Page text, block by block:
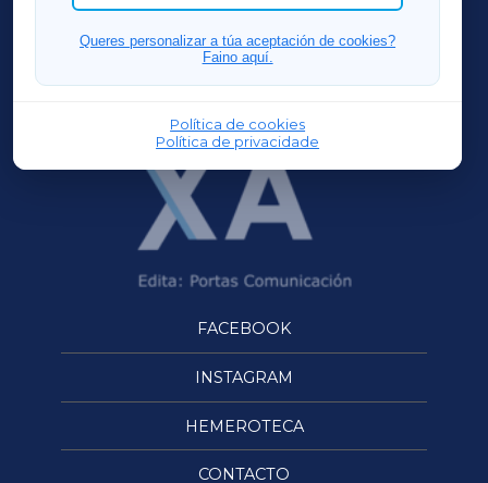
Queres personalizar a túa aceptación de cookies?
Faino aquí.
Política de cookies
Política de privacidade
FERROLXA
OURENSEXA
FACEBOOK
INSTAGRAM
HEMEROTECA
CONTACTO